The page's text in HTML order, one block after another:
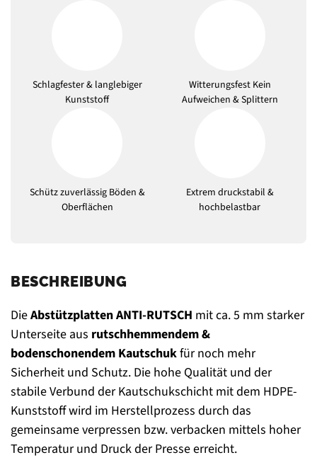
Schlagfester & langlebiger
Kunststoff
Witterungsfest Kein
Aufweichen & Splittern
Schütz zuverlässig Böden &
Oberflächen
Extrem druckstabil &
hochbelastbar
BESCHREIBUNG
DieAbstützplatten ANTI-RUTSCH mit ca. 5 mm starker
Unterseite aus rutschhemmendem &
bodenschonendem Kautschukfür noch mehr
Sicherheit und Schutz. Die hohe Qualität und der
stabile Verbund der Kautschukschicht mit dem HDPE-
Kunststoff wird im Herstellprozess durch das
gemeinsame verpressen bzw. verbacken mittels hoher
Temperatur und Druck der Presse erreicht.